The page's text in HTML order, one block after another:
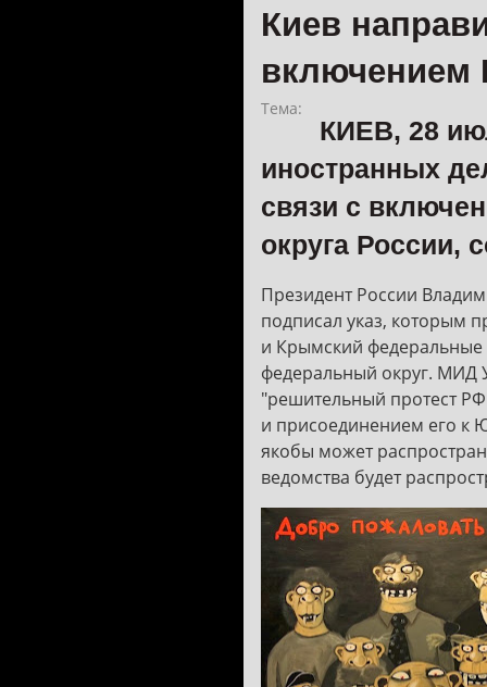
Киев
Тема:
КИЕВ, 28
иностранных
связи с
округа России,
Президент России
подписал указ, которым
и Крымский
федеральный округ. МИД
"решительный протест
и присоединением его к
якобы может
ведомства будет